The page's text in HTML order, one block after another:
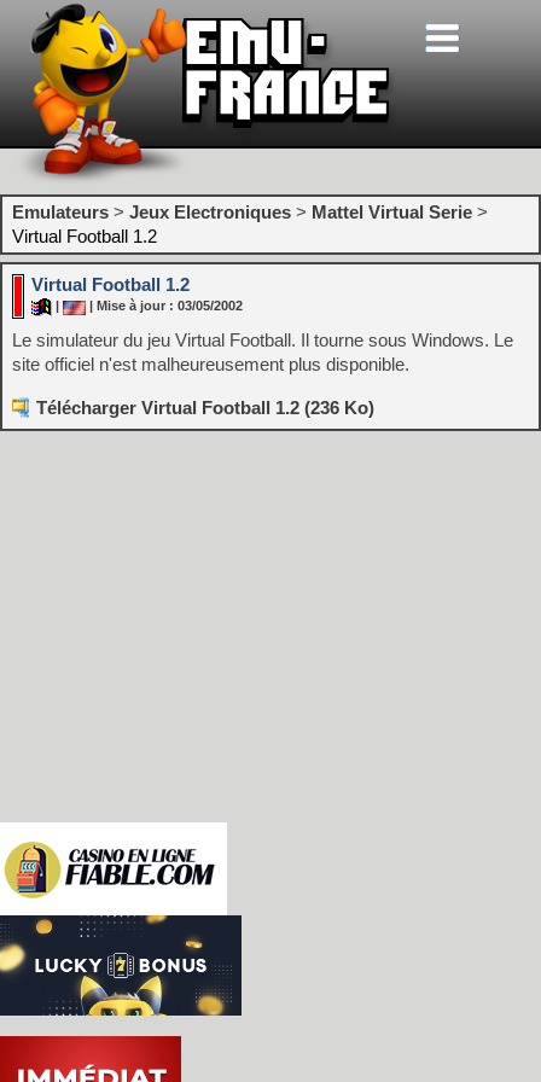
Emulateurs > Jeux Electroniques > Mattel Virtual Serie >
Virtual Football 1.2
Virtual Football 1.2
| Mise à jour : 03/05/2002
Le simulateur du jeu Virtual Football. Il tourne sous Windows. Le
site officiel n'est malheureusement plus disponible.
Télécharger Virtual Football 1.2 (236 Ko)